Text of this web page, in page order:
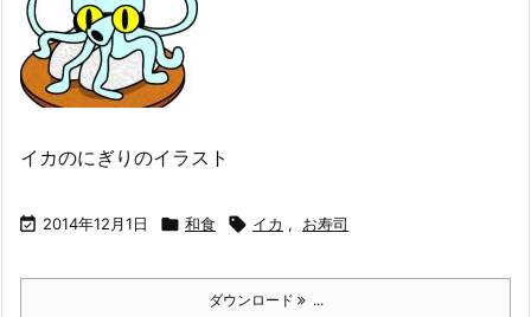
イカのにぎりのイラスト
 2014年12月1日  和食  イカ , お寿司
ダウンロード ...